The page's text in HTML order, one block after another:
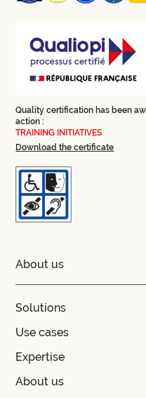
Quality certification has been
action :
TRAINING INITIATIVES
Download the certificate
About us
Solutions
Use cases
Expertise
About us